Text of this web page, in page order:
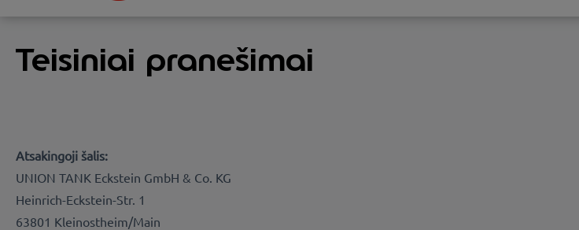
Teisiniai pranešimai
Atsakingoji šalis:
UNION TANK Eckstein GmbH & Co. KG
Heinrich-Eckstein-Str. 1
63801 Kleinostheim/Main